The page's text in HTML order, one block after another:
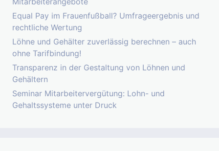
Equal Pay im Frauenfußball? Umfrageergebnis und
rechtliche Wertung
Löhne und Gehälter zuverlässig berechnen – auch
ohne Tarifbindung!
Transparenz in der Gestaltung von Löhnen und
Gehältern
Seminar Mitarbeitervergütung: Lohn- und
Gehaltssysteme unter Druck